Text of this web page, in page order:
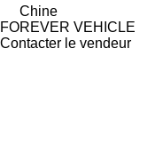
Chine
FOREVER VEHICLE
Contacter le vendeur